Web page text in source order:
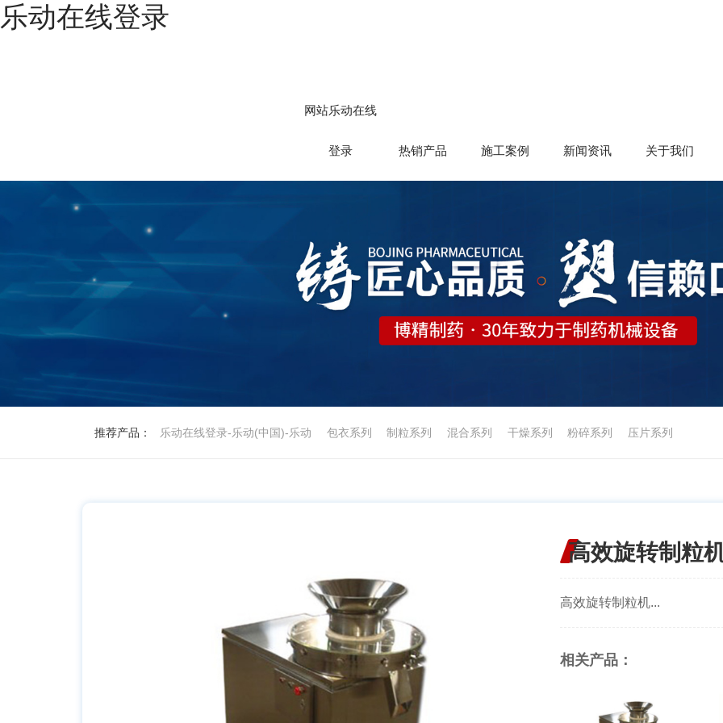
乐动在线登录
网站乐动在线
登录 热销产品 施工案例 新闻资讯 关于我们
推荐产品： 乐动在线登录-乐动(中国)-乐动 包衣系列 制粒系列 混合系列 干燥系列 粉碎系列 压片系列
高效旋转制粒
高效旋转制粒机...
相关产品：